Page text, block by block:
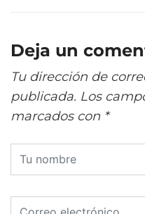
Deja un
Tu dirección de
publicada. Los
marcados con *